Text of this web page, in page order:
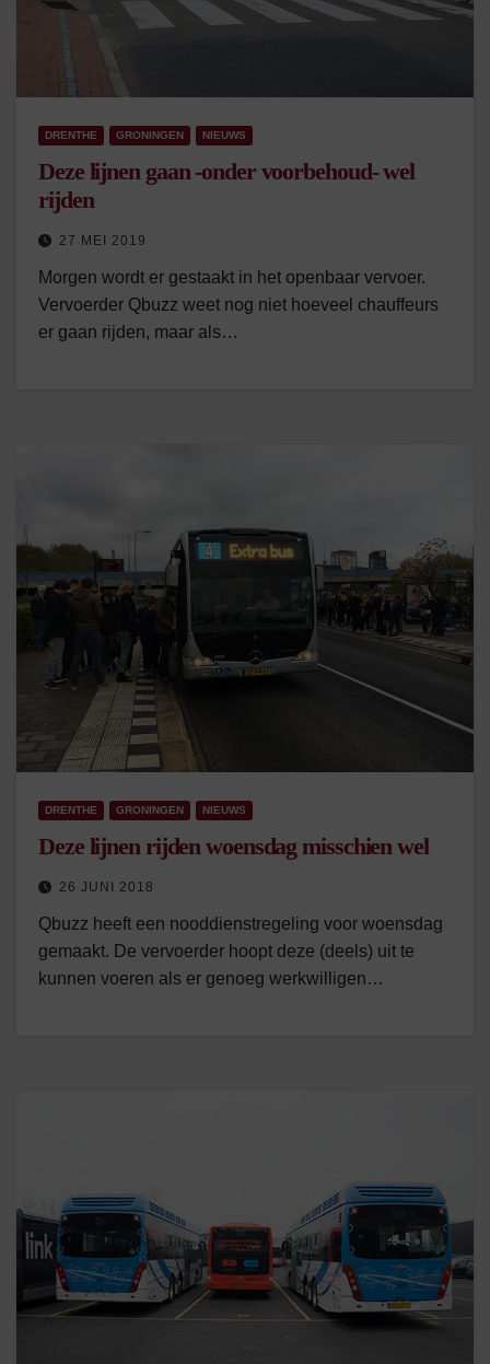
DRENTHE GRONINGEN NIEUWS
Deze lijnen gaan -onder voorbehoud- wel
rijden
27 MEI 2019
Morgen wordt er gestaakt in het openbaar vervoer.
Vervoerder Qbuzz weet nog niet hoeveel chauffeurs
er gaan rijden, maar als…
DRENTHE GRONINGEN NIEUWS
Deze lijnen rijden woensdag misschien wel
26 JUNI 2018
Qbuzz heeft een nooddienstregeling voor woensdag
gemaakt. De vervoerder hoopt deze (deels) uit te
kunnen voeren als er genoeg werkwilligen…